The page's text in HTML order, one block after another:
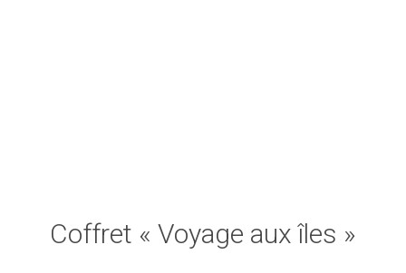
Coffret « Voyage aux îles »